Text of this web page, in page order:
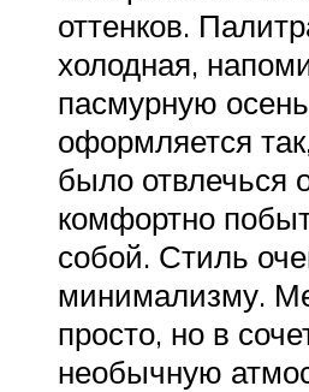
оттенков.
холодная,
пасмурную
оформляется
было отвлечься
комфортно
собой. Стиль
минимализму.
просто, но в
необычную